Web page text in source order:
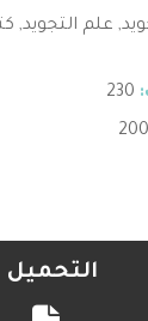
, علم التجويد,
230
التحميل